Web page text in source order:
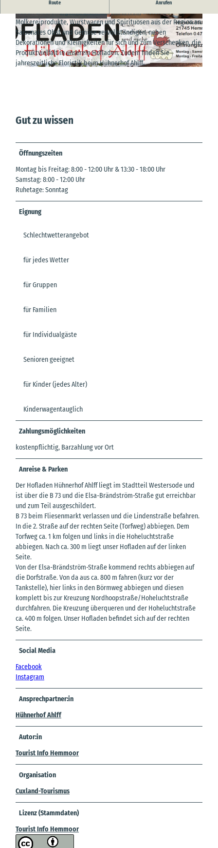
© Hühnerhof Ahlff |CC-BY-SA © Hühnerhof Ahlff |CC-BY-SA
Route Anrufen
Eier und Kartoffeln kaufen direkt beim Erzeuger!
Neben unsereneigenen Eiern und Kartoffelnbieten wir
Molkereiprodukte, Wurstwaren und Spirituosen aus der Region an.
Saisonales Obst und Gemüse vervollständigen, neben
Dekorationen und Kleinigkeiten für sich und zum Verschenken, die
Produktvielfalt in unserem Hofladen. Zudem finden Sie
jahreszeitliche Floristik beim Hühnerhof Ahlff.
Gut zu wissen
Öffnungszeiten
Montag bis Freitag: 8:00 - 12:00 Uhr & 13:30 - 18:00 Uhr
Samstag: 8:00 - 12:00 Uhr
Ruhetage: Sonntag
Eignung
Schlechtwetterangebot
für jedes Wetter
für Gruppen
für Familien
für Individualgäste
Senioren geeignet
für Kinder (jedes Alter)
Kinderwagentauglich
Zahlungsmöglichkeiten
kostenpflichtig, Barzahlung vor Ort
Anreise & Parken
Der Hofladen Hühnerhof Ahlff liegt im Stadtteil Westersode und
ist über die B 73 und die Elsa-Brändström-Straße gut erreichbar
und zum Teil ausgeschildert.
B 73 beim Fliesenmarkt verlassen und die Lindenstraße befahren.
In die 2. Straße auf der rechten Seite (Torfweg) abbiegen. Dem
Torfweg ca. 1 km folgen und links in die Hoheluchtstraße
abbiegen. Nach ca. 300 m liegt unser Hofladen auf der linken
Seite.
Von der Elsa-Brändström-Straße kommend rechts abbiegen auf
die Dorfstraße. Von da aus ca. 800 m fahren (kurz vor der
Tankstelle), hier links in den Börmweg abbiegen und diesen
komplett bis zur Kreuzung Nordhoopstraße/Hoheluchtstraße
durchfahren. Die Kreuzung überqueren und der Hoheluchtstraße
ca. 400 m folgen. Unser Hofladen befindet sich auf der rechten
Seite.
Social Media
Facebook
Instagram
Ansprechpartner:in
Hühnerhof Ahlff
Autor:in
Tourist Info Hemmoor
Organisation
Cuxland-Tourismus
Lizenz (Stammdaten)
Tourist Info Hemmoor